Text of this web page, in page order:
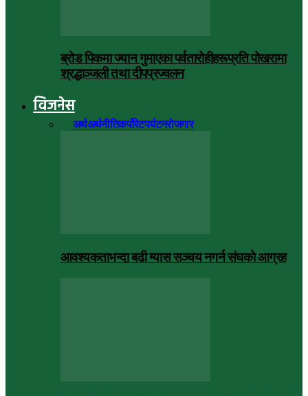
ब्रोड पिकमा ज्यान गुमाएका पर्वतारोहीहरूप्रति पोखरामा
श्रद्धाञ्जली तथा दीपप्रज्वलन
विजनेस
अर्थअर्थनीतिकर्पोरेटपर्यटनरोजगार
आवश्यकताभन्दा बढी ग्यास सञ्चय नगर्न संघकाे आग्रह